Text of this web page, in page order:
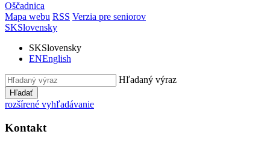
Oščadnica
Mapa webu RSS Verzia pre seniorov
SKSlovensky
SKSlovensky
ENEnglish
Hľadaný výraz
Hľadať
rozšírené vyhľadávanie
Kontakt